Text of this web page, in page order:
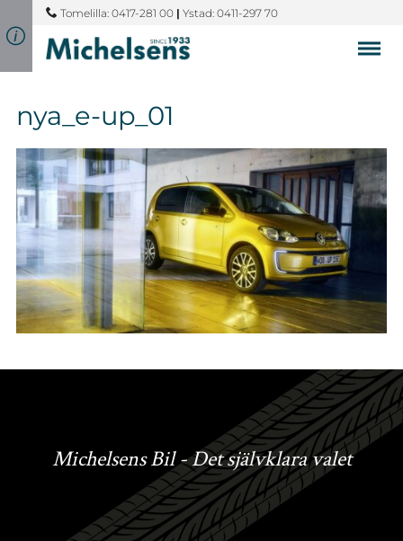
Tomelilla: 0417-281 00 | Ystad: 0411-297 70
nya_e-up_01
Michelsens Bil - Det självklara valet